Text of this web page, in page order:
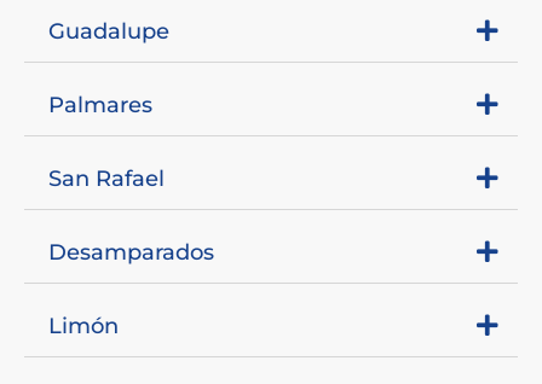
Guadalupe
Palmares
San Rafael
Desamparados
Limón